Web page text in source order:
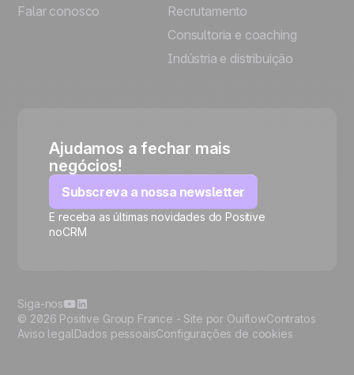
Manage cookies
Falar conosco
Recrutamento
Consultoria e coaching
Indústria e distribuição
Ajudamos a fechar mais
negócios!
Subscreva a nossa newsletter
E receba as últimas novidades do Positive
noCRM
© 2026 Positive Group France - Site por OuiflowContratos
Aviso legalDados pessoaisConfigurações de cookies
Siga-nos